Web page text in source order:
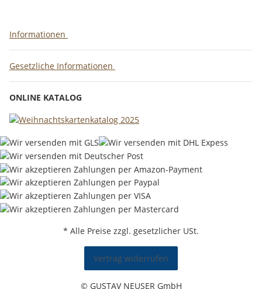
Informationen
Gesetzliche Informationen
ONLINE KATALOG
* Alle Preise zzgl. gesetzlicher USt.
Vertrag widerrufen
© GUSTAV NEUSER GmbH